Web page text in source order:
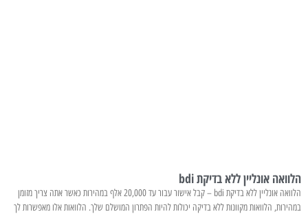
הלוואה אונליין ללא בדיקת bdi
הלוואה אונליין ללא בדיקת bdi – קבל אישור עבור עד 20,000 אלף במהירות כאשר אתה צריך מזומן
במהירות, הלוואות מקוונות ללא בדיקה יכולות להיות הפתרון המושלם שלך. הלוואות אלו מאפשרות לך